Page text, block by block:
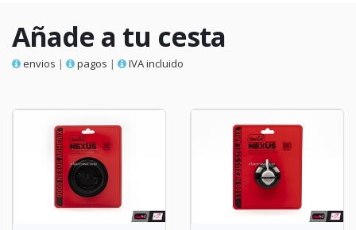
Añade a tu cesta
envios | pagos | IVA incluido